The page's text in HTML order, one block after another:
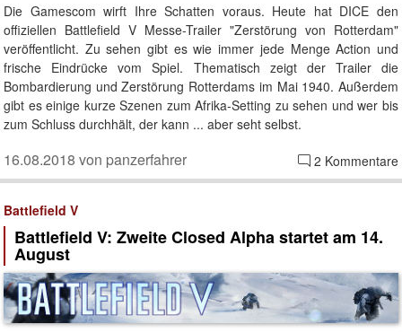
Die Gamescom wirft Ihre Schatten voraus. Heute hat DICE den
offiziellen Battlefield V Messe-Trailer "Zerstörung von Rotterdam"
veröffentlicht. Zu sehen gibt es wie immer jede Menge Action und
frische Eindrücke vom Spiel. Thematisch zeigt der Trailer die
Bombardierung und Zerstörung Rotterdams im Mai 1940. Außerdem
gibt es einige kurze Szenen zum Afrika-Setting zu sehen und wer bis
zum Schluss durchhält, der kann ... aber seht selbst.
2 Kommentare
16.08.2018 von panzerfahrer
Battlefield V
Battlefield V: Zweite Closed Alpha startet am 14.
August